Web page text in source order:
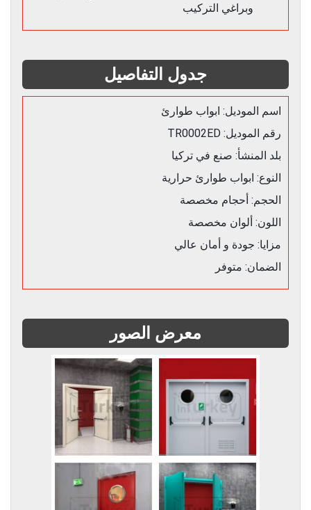
وبراغي التركيب
جدول التفاصيل
اسم الموديل: ابواب طوارئ
رقم الموديل: TR0002ED
بلد المنشأ: صنع في تركيا
النوع: ابواب طوارئ حرارية
الحجم: أحجام مخصصة
اللون: ألوان مخصصة
مزايا: جودة و أمان عالي
الضمان: متوفر
معرض الصور